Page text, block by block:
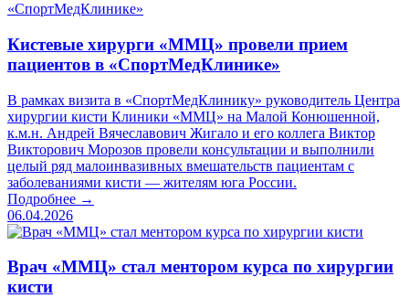
Кистевые хирурги «ММЦ» провели прием
пациентов в «СпортМедКлинике»
В рамках визита в «СпортМедКлинику» руководитель Центра
хирургии кисти Клиники «ММЦ» на Малой Конюшенной,
к.м.н. Андрей Вячеславович Жигало и его коллега Виктор
Викторович Морозов провели консультации и выполнили
целый ряд малоинвазивных вмешательств пациентам с
заболеваниями кисти — жителям юга России.
Подробнее →
06.04.2026
Врач «ММЦ» стал ментором курса по хирургии
кисти